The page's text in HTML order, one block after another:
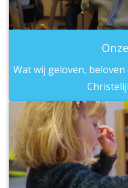
Wat wij geloven,